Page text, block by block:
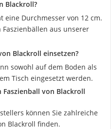
Blackroll?
eine Durchmesser von 12 cm.
aus unserer
Blackroll einsetzen?
sowohl auf dem Boden als
Tisch eingesetzt werden.
von Blackroll
können Sie zahlreiche
Blackroll finden.